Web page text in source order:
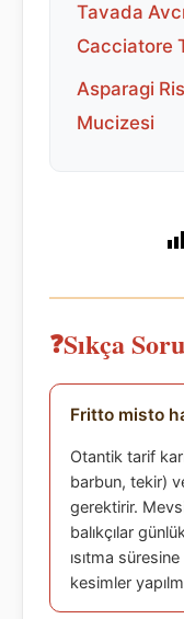
Tavada
Cacciatore
Asparagi
Mucizesi
Sıkça
Fritto misto
Otantik tarif
barbun, tekir)
gerektirir.
balıkçılar
ısıtma
kesimler